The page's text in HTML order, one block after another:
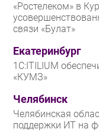
«Ростелеком» в
связи «Булат»
Екатеринбург
1С:ITILIUM
«КУМЗ»
Челябинск
Челябинская
поддержки ИТ на